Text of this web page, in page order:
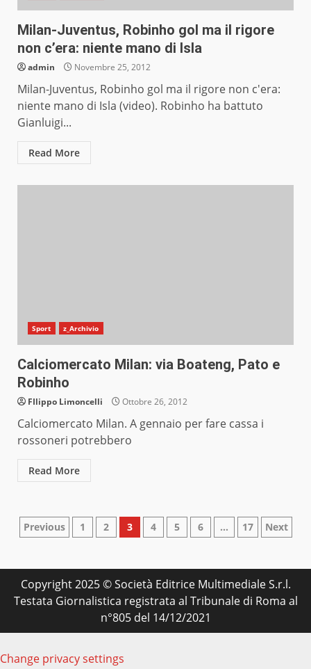
Milan-Juventus, Robinho gol ma il rigore
non c’era: niente mano di Isla
admin Novembre 25, 2012
Milan-Juventus, Robinho gol ma il rigore non c'era:
niente mano di Isla (video). Robinho ha battuto
Gianluigi...
Read More
Sport z_Archivio
Calciomercato Milan: via Boateng, Pato e
Robinho
FIlippo Limoncelli Ottobre 26, 2012
Calciomercato Milan. A gennaio per fare cassa i
rossoneri potrebbero
Read More
Paginazione
articoli
Previous 1 2 3 4 5 6 … 17 Next
Copyright 2025 © Società Editrice Multimediale S.r.l.
Testata Giornalistica registrata al Tribunale di Roma al
n°805 del 14/12/2021
Change privacy settings